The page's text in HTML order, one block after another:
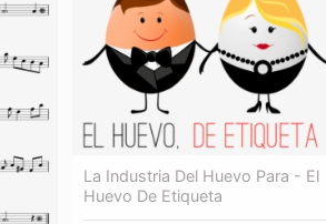
La Industria Del Huevo Para - El
Huevo De Etiqueta